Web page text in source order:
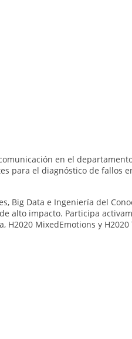
en el
para el diagnóstico de fallos
Big Data e Ingeniería del
alto impacto. Participa
H2020 MixedEmotions y